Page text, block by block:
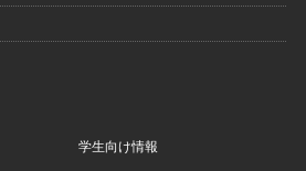
学生向け情報